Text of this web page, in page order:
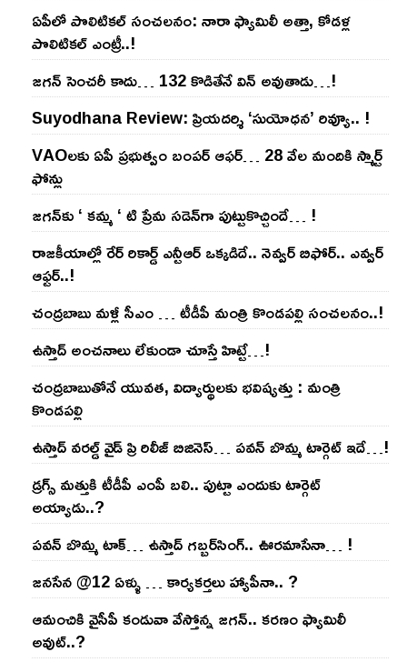
ఏపీలో పొలిటిక‌ల్ సంచ‌ల‌నం: నారా ఫ్యామిలీ అత్తా, కోడ‌ళ్ల
పొలిటికల్ ఎంట్రీ..!
జ‌గ‌న్ సెంచ‌రీ కాదు… 132 కొడితేనే విన్ అవుతాడు…!
Suyodhana Review: ప్రియదర్శి ‘సుయోధన’ రివ్యూ.. !
VAOల‌కు ఏపీ ప్ర‌భుత్వం బంప‌ర్ ఆఫ‌ర్‌… 28 వేల మందికి స్మార్ట్
ఫోన్లు
జ‌గ‌న్‌కు ‘ క‌మ్మ ‘ టి ప్రేమ స‌డెన్‌గా పుట్టుకొచ్చిందే… !
రాజ‌కీయాల్లో రేర్ రికార్డ్ ఎన్టీఆర్ ఒక్క‌డిదే.. నెవ్వ‌ర్ బిఫోర్‌.. ఎవ్వ‌ర్
ఆఫ్ట‌ర్‌..!
చంద్ర‌బాబు మ‌ళ్లీ సీఎం … టీడీపీ మంత్రి కొండ‌ప‌ల్లి సంచ‌ల‌నం..!
ఉస్తాద్ అంచ‌నాలు లేకుండా చూస్తే హిట్టే…!
చంద్ర‌బాబుతోనే యువ‌త‌, విద్యార్థుల‌కు భ‌విష్య‌త్తు : మంత్రి
కొండ‌ప‌ల్లి
ఉస్తాద్ వ‌ర‌ల్డ్ వైడ్ ప్రి రిలీజ్ బిజినెస్‌… ప‌వ‌న్ బొమ్మ టార్గెట్ ఇదే…!
డ్రగ్స్ మత్తుకి టీడీపీ ఎంపీ బలి.. పుట్టా ఎందుకు టార్గెట్
అయ్యాడు..?
ప‌వ‌న్ బొమ్మ టాక్‌… ఉస్తాద్ గ‌బ్బ‌ర్‌సింగ్‌.. ఊర‌మాసేనా… !
జనసేన @12 ఏళ్ళు … కార్యకర్తలు హ్యాపీనా.. ?
ఆమంచికి వైసీపీ కండువా వేస్తోన్న జ‌గ‌న్‌.. క‌ర‌ణం ఫ్యామిలీ
అవుట్‌..?